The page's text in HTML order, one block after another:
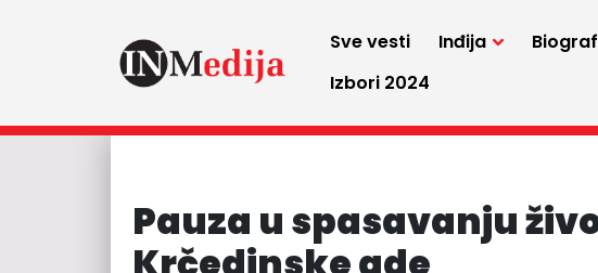
Sve vesti Inđija
Izbori 2024
Pauza u spasavanju